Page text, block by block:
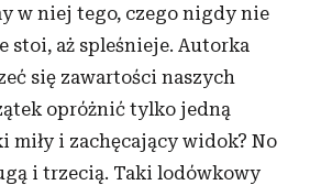
w niej tego, czego nigdy nie
stoi, aż spleśnieje. Autorka
się zawartości naszych
opróżnić tylko jedną
miły i zachęcający widok? No
i trzecią. Taki lodówkowy